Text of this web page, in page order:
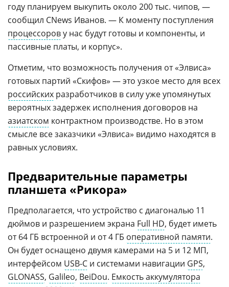
году планируем выкупить около 200 тыс. чипов, —
сообщил CNews Иванов. — К моменту поступления
процессорову нас будут готовы и компоненты, и
пассивные платы, и корпус».
Отметим, что возможность получения от «Элвиса»
готовых партий «Скифов» — это узкое место для всех
российских разработчиков в силу уже упомянутых
вероятных задержек исполнения договоров на
азиатском контрактном производстве. Но в этом
смысле все заказчики «Элвиса» видимо находятся в
равных условиях.
Предварительные параметры
планшета «Рикора»
Предполагается, что устройство с диагональю 11
дюймов и разрешением экрана Full HD, будет иметь
от 64 ГБ встроенной и от 4 ГБ оперативной памяти.
Он будет оснащено двумя камерами на 5 и 12 МП,
интерфейсом USB-C и системами навигации GPS,
GLONASS, Galileo, BeiDou. Емкость аккумулятора